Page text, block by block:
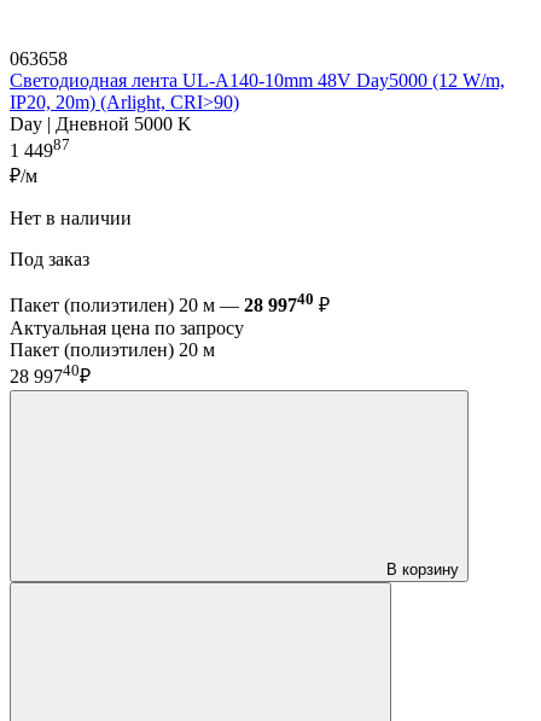
063658
Светодиодная лента UL-A140-10mm 48V Day5000 (12 W/m,
IP20, 20m) (Arlight, CRI>90)
Day | Дневной 5000 K
1 44987
₽/м
Нет в наличии
Под заказ
Пакет (полиэтилен) 20 м — 28 99740 ₽
Актуальная цена по запросу
Пакет (полиэтилен) 20 м
28 99740₽
В корзину